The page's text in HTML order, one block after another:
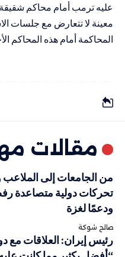
عليه ترمب أمام محاكم شقيقة
معينة لا تتعارض مع جلسات
المحاكمة أمام هذه المحاكم
مقالات
من الجامعات إلى
تحركات دولية متصاعدة
ودعمًا لغزة
صالح شوكة
رئيس إيران: العلاقات مع